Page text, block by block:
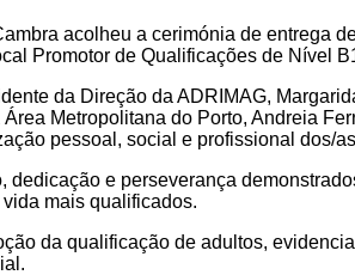
acolheu a cerimónia de entrega
Promotor de Qualificações de Nível
da Direção da ADRIMAG,
Metropolitana do Porto, Andreia
pessoal, social e profissional dos/
e perseverança
mais qualificados.
da qualificação de adultos,